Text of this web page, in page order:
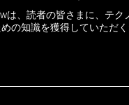
は、読者の皆さまに、テ
の知識を獲得していただ